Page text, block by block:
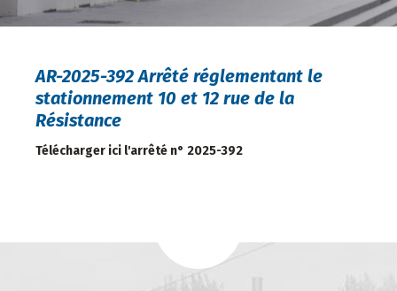
AR-2025-392 Arrêté réglementant le
stationnement 10 et 12 rue de la
Résistance
Télécharger ici l'arrêté n° 2025-392